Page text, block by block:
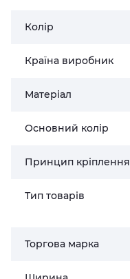
Колір
Країна виробник
Матеріал
Основний колір
Принцип кріплення
Тип товарів
Торгова марка